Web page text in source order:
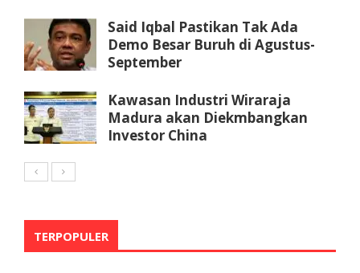
Said Iqbal Pastikan Tak Ada
Demo Besar Buruh di Agustus-
September
Kawasan Industri Wiraraja
Madura akan Diekmbangkan
Investor China
TERPOPULER